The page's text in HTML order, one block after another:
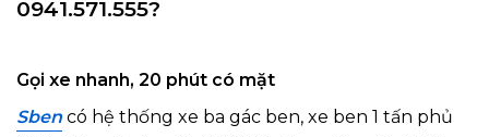
0941.571.555?
Gọi xe nhanh, 20 phút có mặt
Sben có hệ thống xe ba gác ben, xe ben 1 tấn phủ